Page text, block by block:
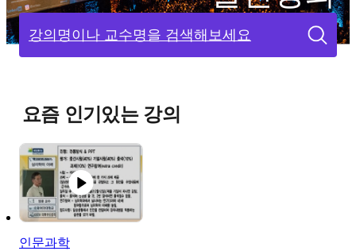
강의명이나 교수명을 검색해보세요
요즘 인기있는 강의
인문과학